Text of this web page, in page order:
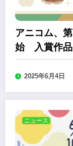
アニコム、
始 入賞作品
2025年6月4日
ニュース